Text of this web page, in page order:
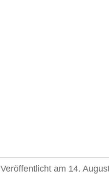
Veröffentlicht am 14.